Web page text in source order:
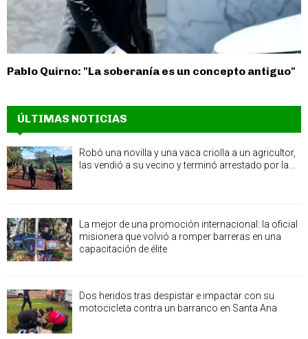
Pablo Quirno: "La soberanía es un concepto antiguo"
ÚLTIMAS NOTICIAS
Robó una novilla y una vaca criolla a un agricultor,
las vendió a su vecino y terminó arrestado por la...
La mejor de una promoción internacional: la oficial
misionera que volvió a romper barreras en una
capacitación de élite
Dos heridos tras despistar e impactar con su
motocicleta contra un barranco en Santa Ana